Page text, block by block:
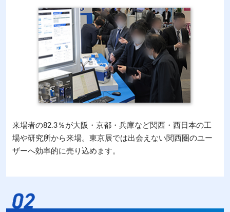
来場者の82.3％が大阪・京都・兵庫など関西・西日本の工
場や研究所から来場。東京展では出会えない関西圏のユー
ザーへ効率的に売り込めます。